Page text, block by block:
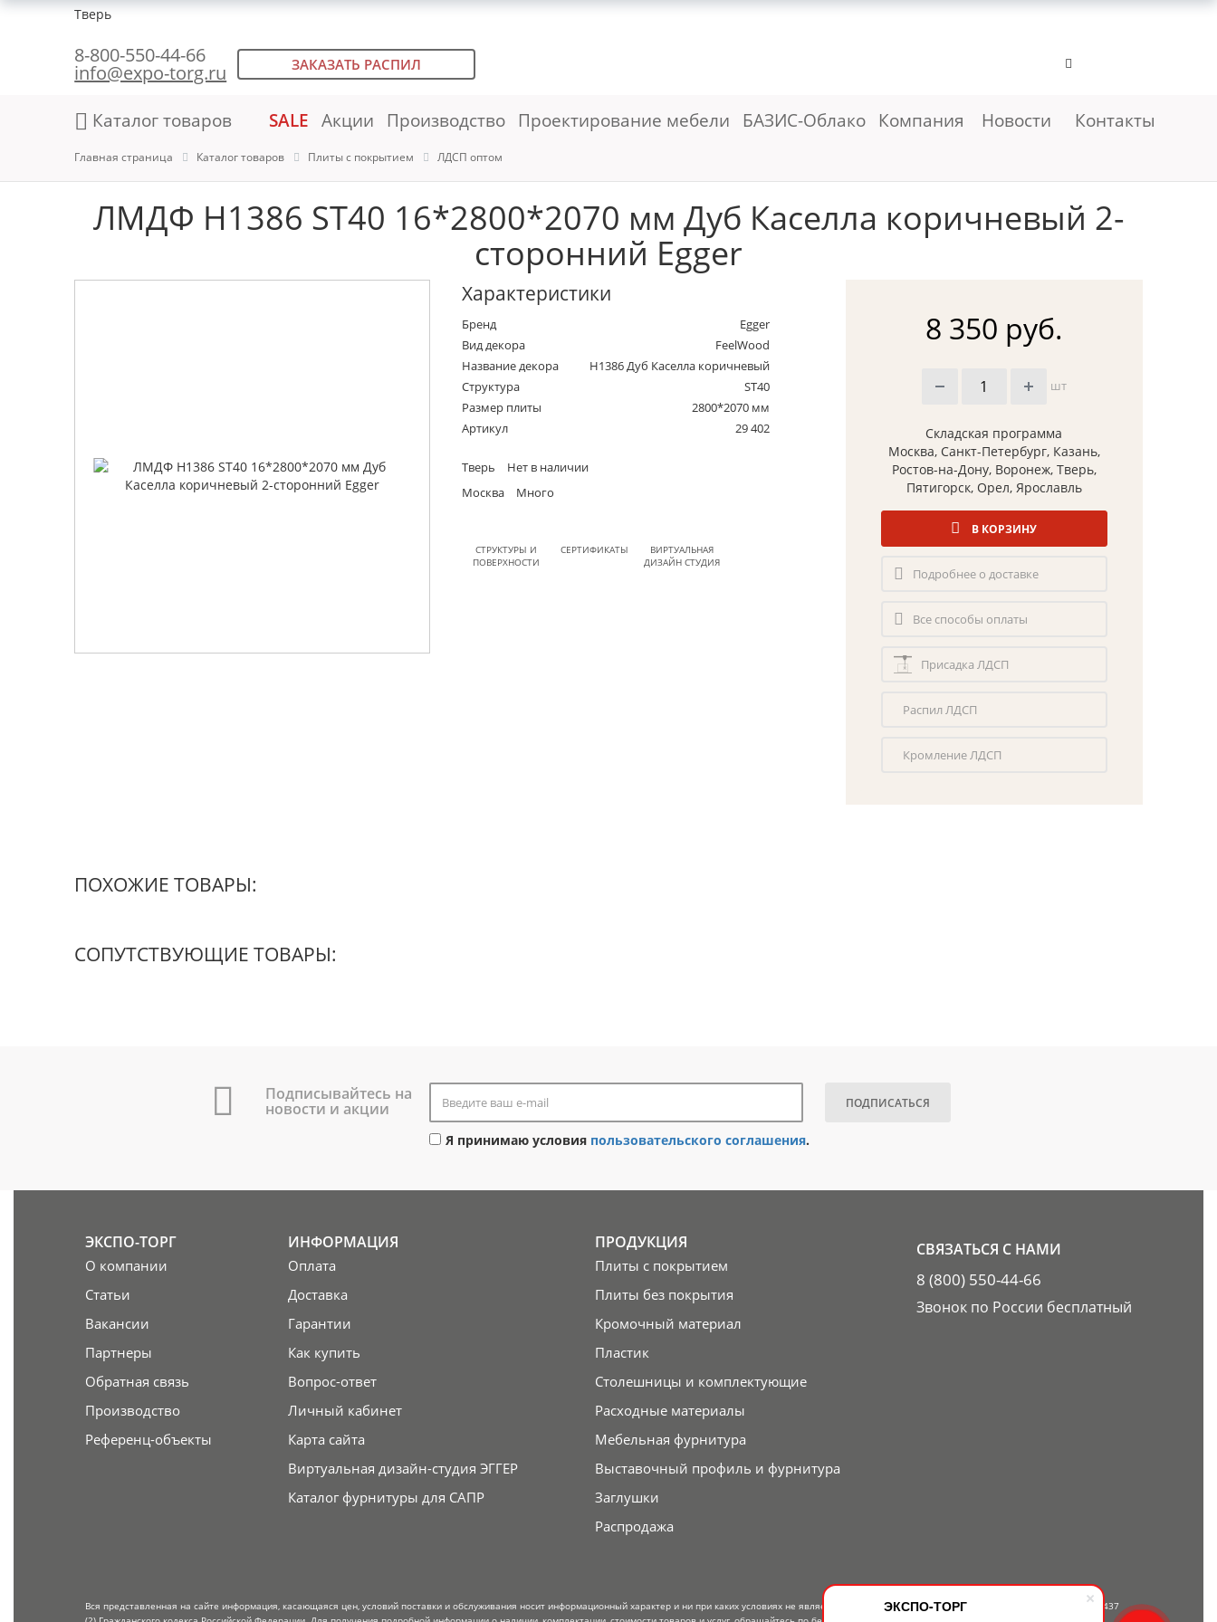
ЭКСПО-ТОРГ
Тверь
8-800-550-44-66
info@expo-torg.ru ЗАКАЗАТЬ РАСПИЛ
Каталог товаров SALE Акции Производство Проектирование мебели БАЗИС-Облако Компания Новости Контакты
Главная страница Каталог товаров Плиты с покрытием ЛДСП оптом
ЛМДФ H1386 ST40 16*2800*2070 мм Дуб Каселла коричневый 2-
сторонний Egger
Характеристики
Бренд
Egger
Вид декора
FeelWood
Название декора
H1386 Дуб Каселла коричневый
Структура
ST40
Размер плиты
2800*2070 мм
Артикул
29 402
Тверь
Нет в наличии
Москва
Много
СТРУКТУРЫ И
ПОВЕРХНОСТИ
СЕРТИФИКАТЫ
ВИРТУАЛЬНАЯ
ДИЗАЙН СТУДИЯ
8 350 руб.
шт
Складская программа
Москва, Санкт-Петербург, Казань,
Ростов-на-Дону, Воронеж, Тверь,
Пятигорск, Орел, Ярославль
В КОРЗИНУ
Подробнее о доставке
Все способы оплаты
Присадка ЛДСП
Распил ЛДСП
Кромление ЛДСП
ПОХОЖИЕ ТОВАРЫ:
СОПУТСТВУЮЩИЕ ТОВАРЫ:
Подписывайтесь на
новости и акции ПОДПИСАТЬСЯ
Я принимаю условия пользовательского соглашения.
ЭКСПО-ТОРГ
О компании
Статьи
Вакансии
Партнеры
Обратная связь
Производство
Референц-объекты
ИНФОРМАЦИЯ
Оплата
Доставка
Гарантии
Как купить
Вопрос-ответ
Личный кабинет
Карта сайта
Виртуальная дизайн-студия ЭГГЕР
Каталог фурнитуры для САПР
ПРОДУКЦИЯ
Плиты с покрытием
Плиты без покрытия
Кромочный материал
Пластик
Столешницы и комплектующие
Расходные материалы
Мебельная фурнитура
Выставочный профиль и фурнитура
Заглушки
Распродажа
СВЯЗАТЬСЯ С НАМИ
8 (800) 550-44-66
Звонок по России бесплатный
Вся представленная на сайте информация, касающаяся цен, условий поставки и обслуживания носит информационный характер и ни при каких условиях не является публичной офертой, определяемой положениями Статьи 437